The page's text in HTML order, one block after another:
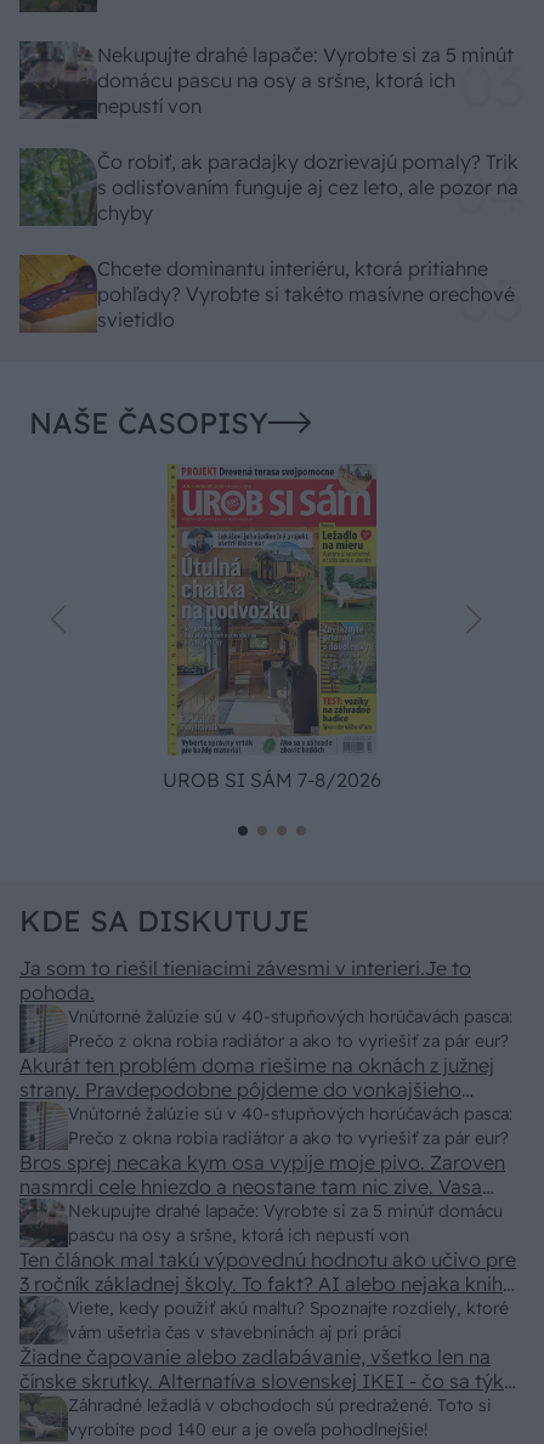
Nekupujte drahé lapače: Vyrobte si za 5 minút
domácu pascu na osy a sršne, ktorá ich
nepustí von
Čo robiť, ak paradajky dozrievajú pomaly? Trik
s odlisťovaním funguje aj cez leto, ale pozor na
chyby
Chcete dominantu interiéru, ktorá pritiahne
pohľady? Vyrobte si takéto masívne orechové
svietidlo
NAŠE ČASOPISY
UROB SI SÁM 7-8/2026
KDE SA DISKUTUJE
Vnútorné žalúzie sú v 40-stupňových horúčavách pasca:
Prečo z okna robia radiátor a ako to vyriešiť za pár eur?
Ja som to riešil tieniacimi závesmi v interieri.Je to
pohoda.
Vnútorné žalúzie sú v 40-stupňových horúčavách pasca:
Prečo z okna robia radiátor a ako to vyriešiť za pár eur?
Akurát ten problém doma riešime na oknách z južnej
strany. Pravdepodobne pôjdeme do vonkajšieho
tienenia na spôsob markízy 250x150cm. Čínsky
predajcovia idú okolo 100 eur kus.
Nekupujte drahé lapače: Vyrobte si za 5 minút domácu
pascu na osy a sršne, ktorá ich nepustí von
Bros sprej necaka kym osa vypije moje pivo. Zaroven
nasmrdi cele hniezdo a neostane tam nic zive. Vasa
pasca naucinke moc efektivne. Skor pritiahne slimaky
Viete, kedy použiť akú maltu? Spoznajte rozdiely, ktoré
vám ušetria čas v stavebninách aj pri práci
Ten článok mal takú výpovednú hodnotu ako učivo pre
3 ročník základnej školy. To fakt? AI alebo nejaka kniha
z VŠ? Dnešné rychlotvrdnuce malty - pevnosť 40 Mpa a
doba schnutia tak 15 minut , k tomu vodotesné s
kryštálikou. A rozdiel - schnutie a zretie. Nič?
Záhradné ležadlá v obchodoch sú predražené. Toto si
vyrobíte pod 140 eur a je oveľa pohodlnejšie!
Žiadne čapovanie alebo zadlabávanie, všetko len na
čínske skrutky. Alternatíva slovenskej IKEI - čo sa týka
pevnosti. Autor si nedal veľa námahy s remeselným
spracovaním, škoda. No lepšie než ten odpad z DTD